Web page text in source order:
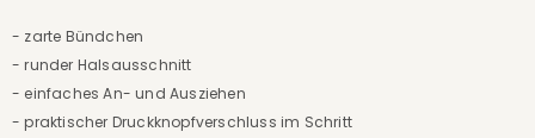
- zarte Bündchen
- runder Halsausschnitt
- einfaches An- und Ausziehen
- praktischer Druckknopfverschluss im Schritt